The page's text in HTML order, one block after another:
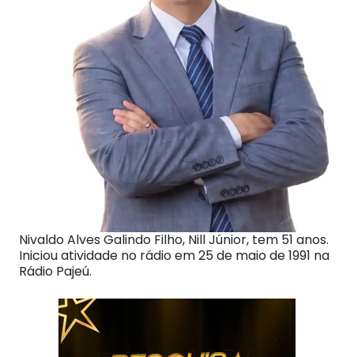
Nivaldo Alves Galindo Filho, Nill Júnior, tem 51 anos.
Iniciou atividade no rádio em 25 de maio de 1991 na
Rádio Pajeú.